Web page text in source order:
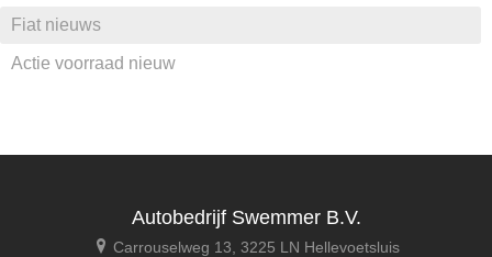
Fiat nieuws
Actie voorraad nieuw
Autobedrijf Swemmer B.V.
Carrouselweg 13, 3225 LN Hellevoetsluis